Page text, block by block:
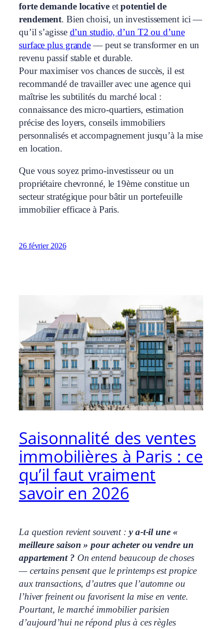
forte demande locativeetpotentiel de
rendement. Bien choisi, un investissement ici —
qu’il s’agisse d’un studio, d’un T2 ou d’une
surface plus grande— peut se transformer en un
revenu passif stable et durable.
Pour maximiser vos chances de succès, il est
recommandé de travailler avec une agence qui
maîtrise les subtilités du marché local :
connaissance des micro‑quartiers, estimation
précise des loyers, conseils immobiliers
personnalisés et accompagnement jusqu’à la mise
en location.
Que vous soyez primo‑investisseur ou un
propriétaire chevronné, le 19ème constitue un
secteur stratégique pour bâtir un portefeuille
immobilier efficace à Paris.
26 février 2026
Saisonnalité des ventes
immobilières à Paris : ce
qu’il faut vraiment
savoir en 2026
La question revient souvent : y a-t-il une «
meilleure saison » pour acheter ou vendre un
appartement ? On entend beaucoup de choses
— certains pensent que le printemps est propice
aux transactions, d’autres que l’automne ou
l’hiver freinent ou favorisent la mise en vente.
Pourtant, le marché immobilier parisien
d’aujourd’hui ne répond plus à ces règles